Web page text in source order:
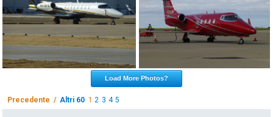
Load More Photos?
Precedente /Altri 60 12 3 4 5